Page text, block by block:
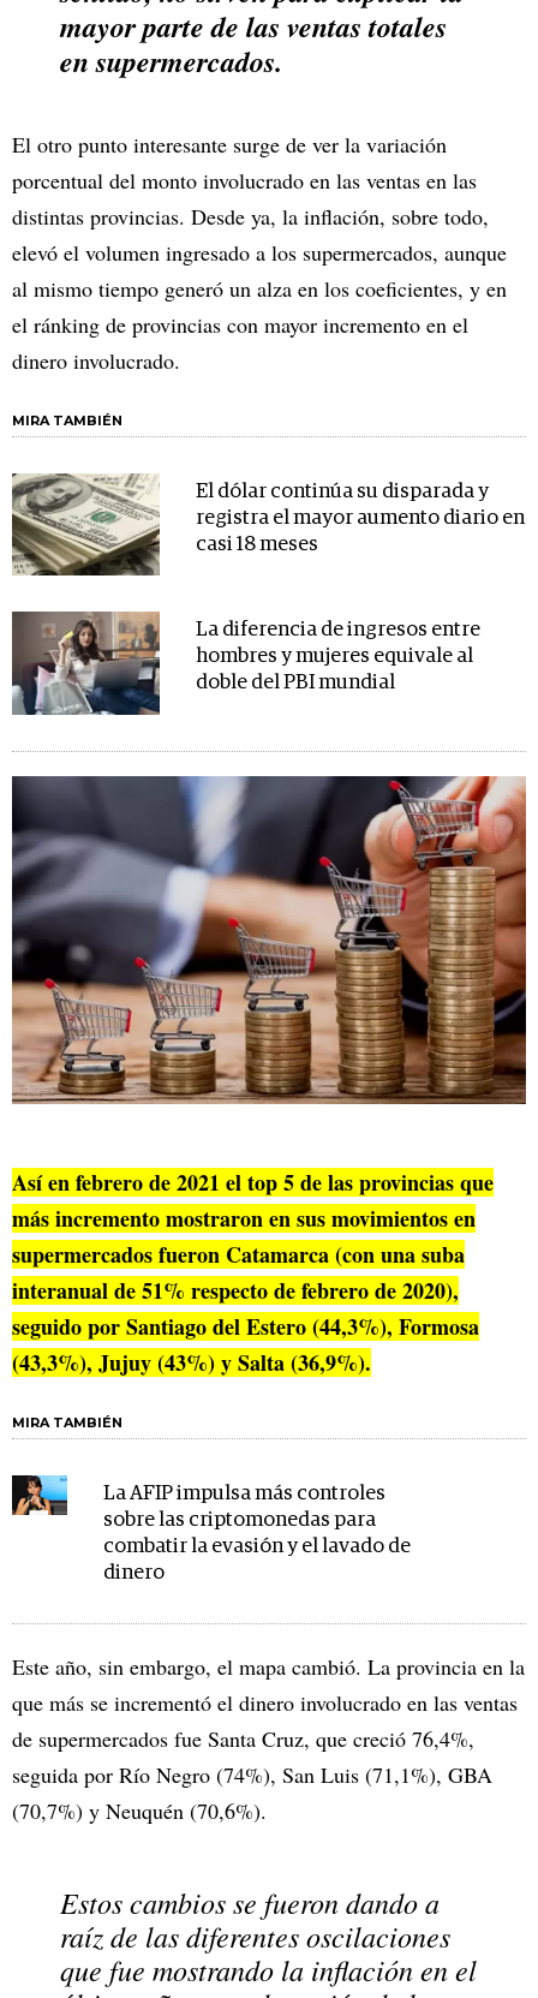
mayor parte de las ventas totales
en supermercados.
El otro punto interesante surge de ver la variación
porcentual del monto involucrado en las ventas en las
distintas provincias. Desde ya, la inflación, sobre todo,
elevó el volumen ingresado a los supermercados, aunque
al mismo tiempo generó un alza en los coeficientes, y en
el ránking de provincias con mayor incremento en el
dinero involucrado.
MIRA TAMBIÉN
El dólar continúa su disparada y
registra el mayor aumento diario en
casi 18 meses
La diferencia de ingresos entre
hombres y mujeres equivale al
doble del PBI mundial
Así en febrero de 2021 el top 5 de las provincias que
más incremento mostraron en sus movimientos en
supermercados fueron Catamarca (con una suba
interanual de 51% respecto de febrero de 2020),
seguido por Santiago del Estero (44,3%), Formosa
(43,3%), Jujuy (43%) y Salta (36,9%).
MIRA TAMBIÉN
La AFIP impulsa más controles
sobre las criptomonedas para
combatir la evasión y el lavado de
dinero
Este año, sin embargo, el mapa cambió. La provincia en la
que más se incrementó el dinero involucrado en las ventas
de supermercados fue Santa Cruz, que creció 76,4%,
seguida por Río Negro (74%), San Luis (71,1%), GBA
(70,7%) y Neuquén (70,6%).
Estos cambios se fueron dando a
raíz de las diferentes oscilaciones
que fue mostrando la inflación en el